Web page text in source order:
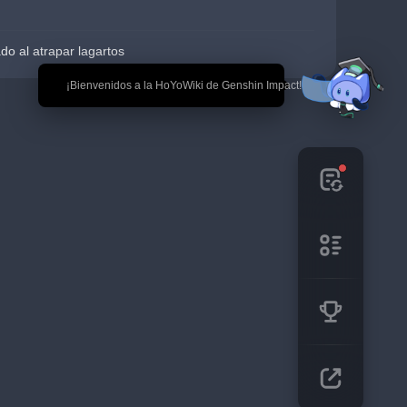
🎉 ¡Bienvenidos a la HoYoWiki de Genshin Impact!
al atrapar lagartos